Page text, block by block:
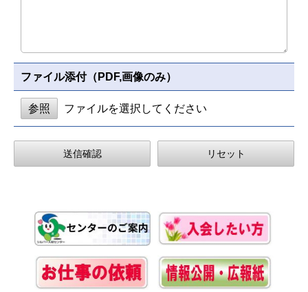
ファイル添付（PDF,画像のみ）
参照 ファイルを選択してください